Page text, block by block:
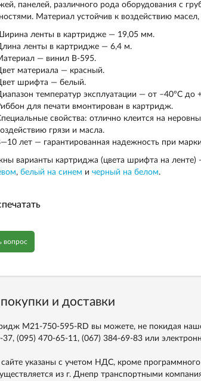
панелей, различного рода оборудования с
Материал устойчив к воздействию
ленты в картридже — 19,05 мм.
ленты в картридже — 6,4 м.
— винил В-595.
материала — красный.
шрифта — белый.
температур эксплуатации — от –40°C до
для печати вмонтирован в картридж.
свойства: отлично клеится на
грязи и масла.
лет — гарантированная надежность при
варианты картриджа (цвета шрифта на ленте)
, белый на синем и черный на белом.
вопрос
и доставки
M21-750-595-RD вы можете, не покидая
37, (095) 470-65-11, (067) 384-69-83или
указаны с учетом НДС, кроме программного
из г. Днепр транспортными